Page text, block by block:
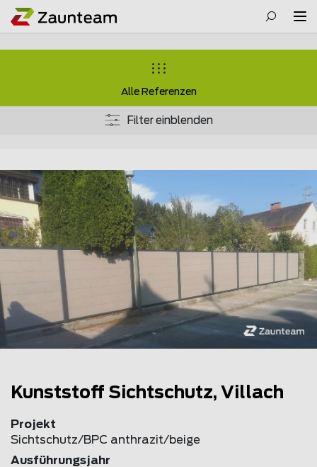
Alle Referenzen
Filter einblenden
Kunststoff Sichtschutz, Villach
Projekt
Sichtschutz/BPC anthrazit/beige
Ausführungsjahr